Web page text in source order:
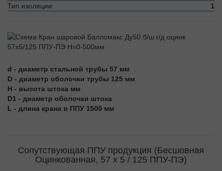
Тип изоляции:
1
d - диаметр стальной трубы 57 мм
D - диаметр оболочки трубы 125 мм
H - высота штока мм
D1 - диаметр оболочки штока
L - длина крана в ППУ 1500 мм
Сопутствующая ППУ продукция (Бесшовная
Оцинкованная, 57 х 5 / 125 ППУ-ПЭ)